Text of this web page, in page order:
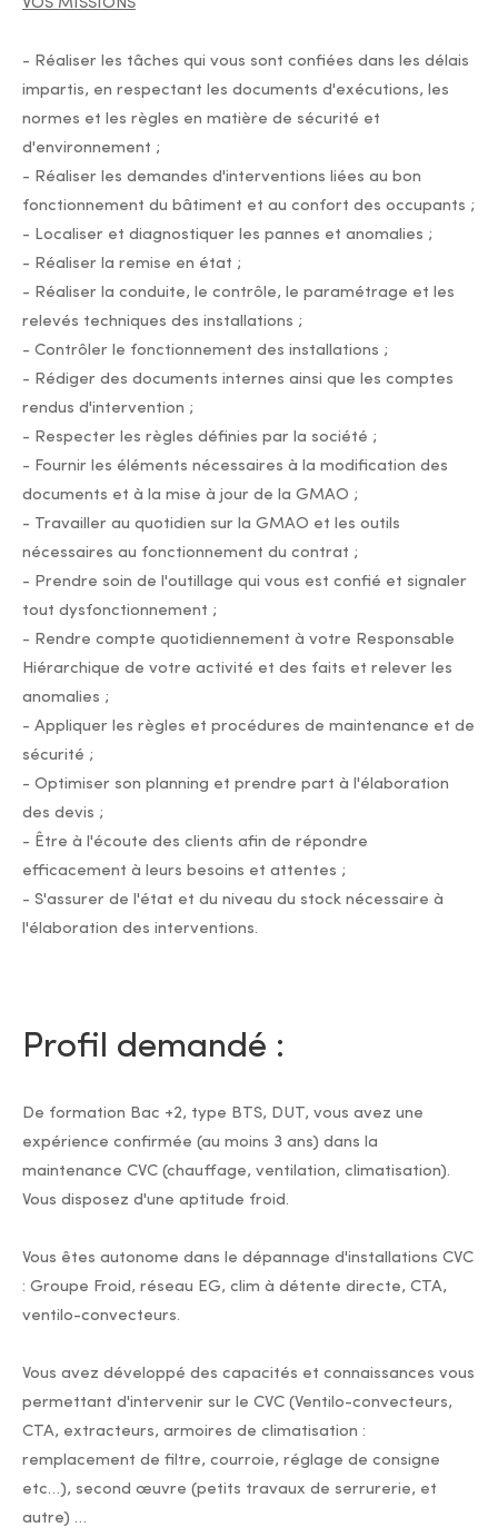
VOS MISSIONS
- Réaliser les tâches qui vous sont confiées dans les délais
impartis, en respectant les documents d'exécutions, les
normes et les règles en matière de sécurité et
d'environnement ;
- Réaliser les demandes d'interventions liées au bon
fonctionnement du bâtiment et au confort des occupants ;
- Localiser et diagnostiquer les pannes et anomalies ;
- Réaliser la remise en état ;
- Réaliser la conduite, le contrôle, le paramétrage et les
relevés techniques des installations ;
- Contrôler le fonctionnement des installations ;
- Rédiger des documents internes ainsi que les comptes
rendus d'intervention ;
- Respecter les règles définies par la société ;
- Fournir les éléments nécessaires à la modification des
documents et à la mise à jour de la GMAO ;
- Travailler au quotidien sur la GMAO et les outils
nécessaires au fonctionnement du contrat ;
- Prendre soin de l'outillage qui vous est confié et signaler
tout dysfonctionnement ;
- Rendre compte quotidiennement à votre Responsable
Hiérarchique de votre activité et des faits et relever les
anomalies ;
- Appliquer les règles et procédures de maintenance et de
sécurité ;
- Optimiser son planning et prendre part à l'élaboration
des devis ;
- Être à l'écoute des clients afin de répondre
efficacement à leurs besoins et attentes ;
- S'assurer de l'état et du niveau du stock nécessaire à
l'élaboration des interventions.
Profil demandé :
De formation Bac +2, type BTS, DUT, vous avez une
expérience confirmée (au moins 3 ans) dans la
maintenance CVC (chauffage, ventilation, climatisation).
Vous disposez d'une aptitude froid.
Vous êtes autonome dans le dépannage d'installations CVC
: Groupe Froid, réseau EG, clim à détente directe, CTA,
ventilo-convecteurs.
Vous avez développé des capacités et connaissances vous
permettant d'intervenir sur le CVC (Ventilo-convecteurs,
CTA, extracteurs, armoires de climatisation :
remplacement de filtre, courroie, réglage de consigne
etc…), second œuvre (petits travaux de serrurerie, et
autre) …